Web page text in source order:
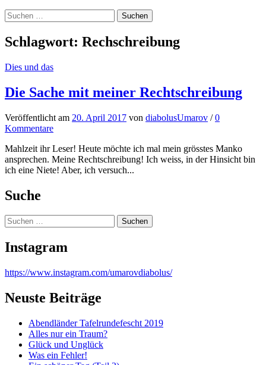
Suchen
nach:
Schlagwort: Rechschreibung
Dies und das
Die Sache mit meiner Rechtschreibung
Veröffentlicht am 20. April 2017 von diabolusUmarov /0
Kommentare
Mahlzeit ihr Leser! Heute möchte ich mal mein grösstes Manko
ansprechen. Meine Rechtschreibung! Ich weiss, in der Hinsicht bin
ich eine Niete! Aber, ich versuch...
Suche
Suchen
nach:
Instagram
https://www.instagram.com/umarovdiabolus/
Neuste Beiträge
Abendländer Tafelrundefescht 2019
Alles nur ein Traum?
Glück und Unglück
Was ein Fehler!